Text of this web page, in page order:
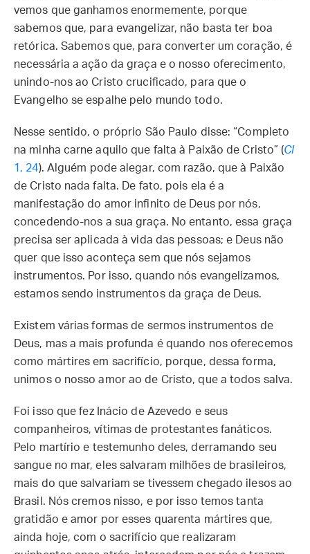
vemos que ganhamos enormemente, porque
sabemos que, para evangelizar, não basta ter boa
retórica. Sabemos que, para converter um coração, é
necessária a ação da graça e o nosso oferecimento,
unindo-nos ao Cristo crucificado, para que o
Evangelho se espalhe pelo mundo todo.
Nesse sentido, o próprio São Paulo disse: “Completo
na minha carne aquilo que falta à Paixão de Cristo” (Cl
1, 24). Alguém pode alegar, com razão, que à Paixão
de Cristo nada falta. De fato, pois ela é a
manifestação do amor infinito de Deus por nós,
concedendo-nos a sua graça. No entanto, essa graça
precisa ser aplicada à vida das pessoas; e Deus não
quer que isso aconteça sem que nós sejamos
instrumentos. Por isso, quando nós evangelizamos,
estamos sendo instrumentos da graça de Deus.
Existem várias formas de sermos instrumentos de
Deus, mas a mais profunda é quando nos oferecemos
como mártires em sacrifício, porque, dessa forma,
unimos o nosso amor ao de Cristo, que a todos salva.
Foi isso que fez Inácio de Azevedo e seus
companheiros, vítimas de protestantes fanáticos.
Pelo martírio e testemunho deles, derramando seu
sangue no mar, eles salvaram milhões de brasileiros,
mais do que salvariam se tivessem chegado ilesos ao
Brasil. Nós cremos nisso, e por isso temos tanta
gratidão e amor por esses quarenta mártires que,
ainda hoje, com o sacrifício que realizaram